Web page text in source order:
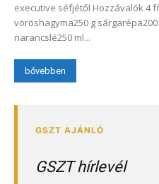
executive séfjétől Hozzávalók 4 fő részére 200 ml olaj300 g
vöröshagyma250 g
narancslé250 ml...
bővebben
GSZT hírlevél